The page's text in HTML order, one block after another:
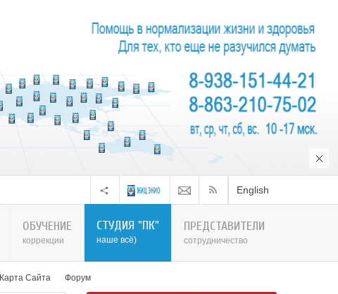
English
ОБУЧЕНИЕ
коррекции
СТУДИЯ "ПК"
наше всё)
ПРЕДСТАВИТЕЛИ
сотрудничество
Карта Сайта Форум